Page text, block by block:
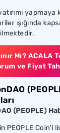
ışığında
Mı? ACALA
ve Fiyat
(PEOPLE)
PEOPLE Coin’i